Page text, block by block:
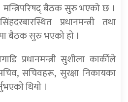
मन्त्रिपरिषद् बैठक सुरु भएको छ ।
प्रधानमन्त्री तथा
बैठक सुरु भएको हो ।
प्रधानमन्त्री सुशीला कार्कीले
सचिवहरू, सुरक्षा निकायका
थियाे ।